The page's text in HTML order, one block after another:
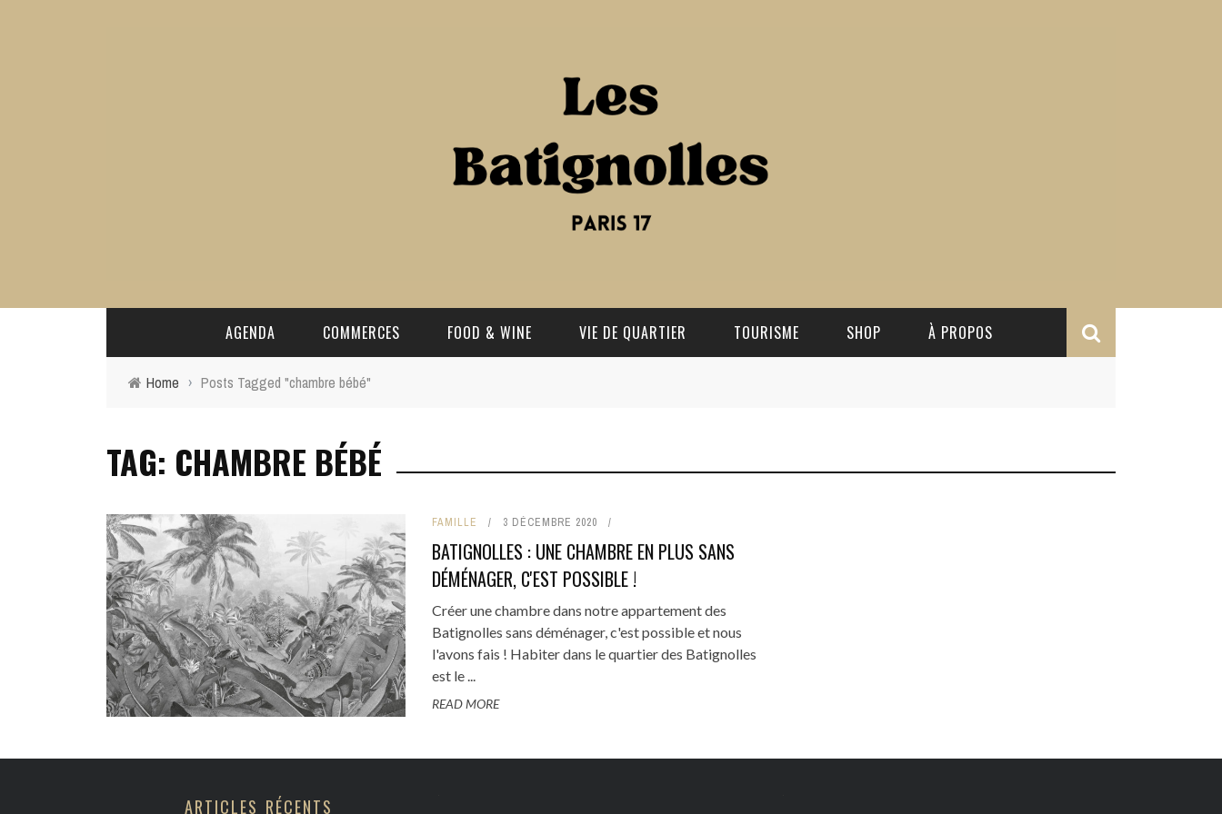
AGENDA COMMERCES
DÉCORATION & ARTISANAT
FOOD & WINE
RESTAURANTS
COMMERCE DE BOUCHE
VIE DE QUARTIER
FAMILLE
CÔTÉ VOISINS
TOURISME SHOP À PROPOS
Home › Posts Tagged "chambre bébé"
TAG: CHAMBRE BÉBÉ
FAMILLE 3 DÉCEMBRE 2020
BATIGNOLLES : UNE CHAMBRE EN PLUS SANS
DÉMÉNAGER, C'EST POSSIBLE !
Créer une chambre dans notre appartement des
Batignolles sans déménager, c'est possible et nous
l'avons fais ! Habiter dans le quartier des Batignolles
est le ...
READ MORE
ARTICLES RÉCENTS